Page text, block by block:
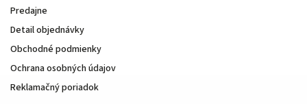
Predajne
Detail objednávky
Obchodné podmienky
Ochrana osobných údajov
Reklamačný poriadok